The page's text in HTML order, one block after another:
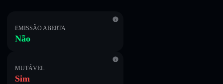
EMISSÃO ABERTA
Não
MUTÁVEL
Sim